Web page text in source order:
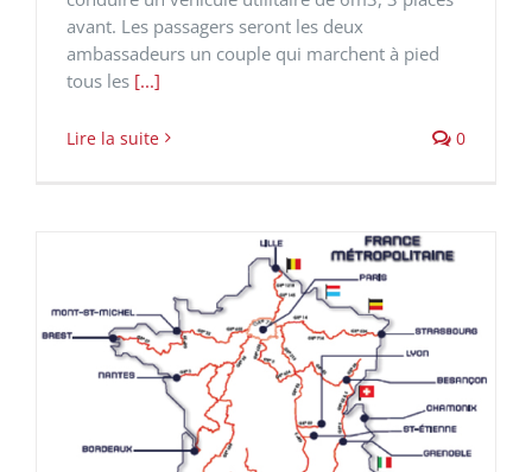
avant. Les passagers seront les deux
ambassadeurs un couple qui marchent à pied
tous les [...]
Lire la suite 0